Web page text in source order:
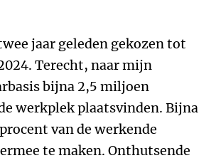
jaar geleden gekozen tot
Terecht, naar mijn
bijna 2,5 miljoen
werkplek plaatsvinden. Bijna
van de werkende
te maken. Onthutsende